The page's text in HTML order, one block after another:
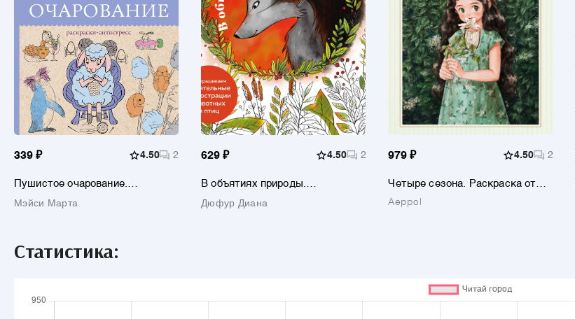
339 ₽ 4.50 2
Пушистое очарование.
Мэйси Марта
629 ₽ 4.50 2
В объятиях природы.
иллюстрации животных и птиц
Дюфур Диана
979 ₽ 4.50 2
Четыре сезона. Раскраска от
Aeppol
Статистика: